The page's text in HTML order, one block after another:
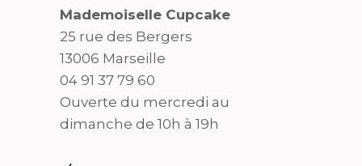
Mademoiselle Cupcake
25 rue des Bergers
13006 Marseille
04 91 37 79 60
Ouverte du mercredi au
dimanche de 10h à 19h